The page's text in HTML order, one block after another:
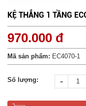
KỆ THẲNG 1 TẦNG
970.000 đ
Mã sản phẩm: EC4070-1
Số lượng: -